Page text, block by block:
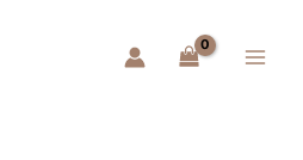
Menu